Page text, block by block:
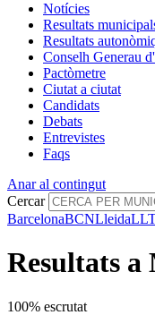
Notícies
Resultats
Resultats
Conselh Generau
Pactòmetre
Ciutat a ciutat
Candidats
Debats
Entrevistes
Faqs
Anar al contingut
Cercar
BarcelonaBCNLleidaLL
Resultats
100% escrutat